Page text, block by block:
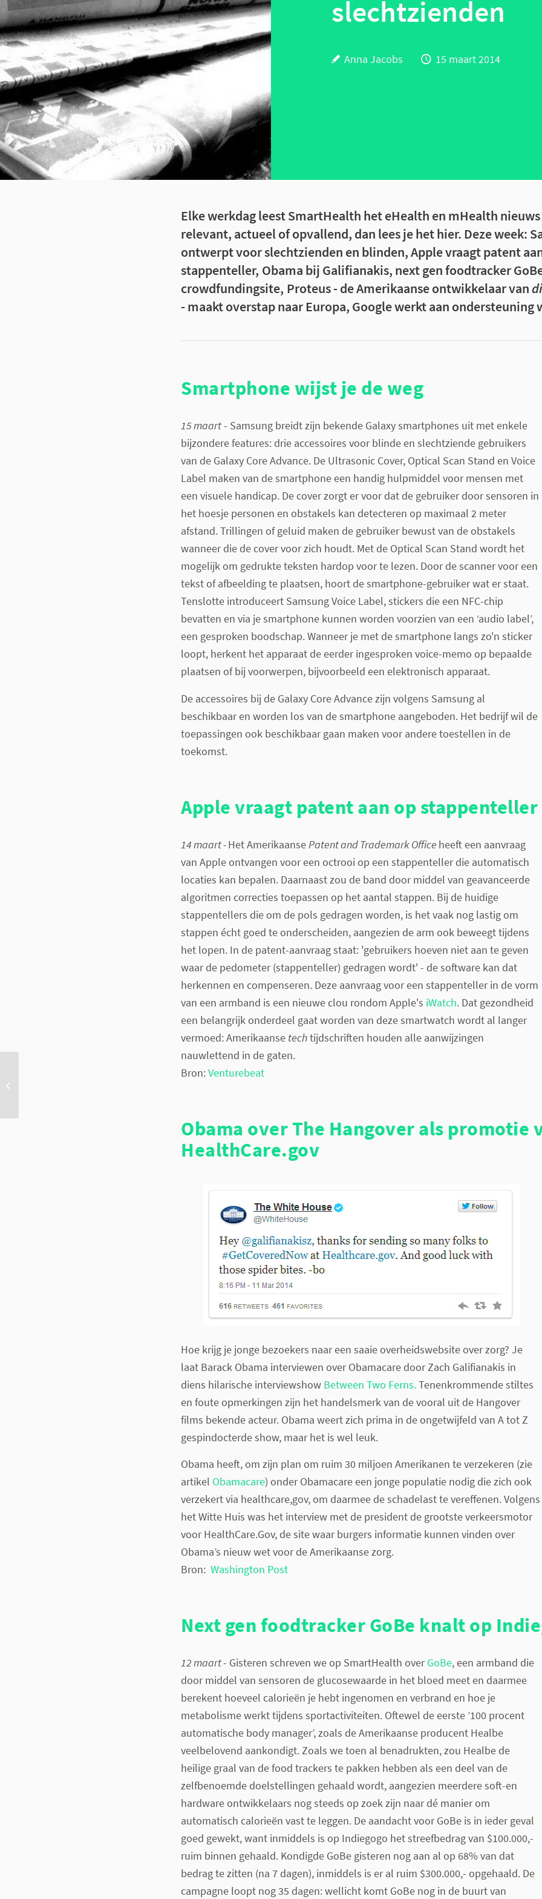
slechtzienden
Anna Jacobs 15 maart 2014
Elke werkdag leest SmartHealth het eHealth en mHealth
relevant, actueel of opvallend, dan lees je het hier. Deze week:
ontwerpt voor slechtzienden en blinden, Apple vraagt patent
stappenteller, Obama bij Galifianakis, next gen foodtracker
crowdfundingsite, Proteus - de Amerikaanse ontwikkelaar van
- maakt overstap naar Europa, Google werkt aan ondersteuning
Smartphone wijst je de weg
15 maart- Samsung breidt zijn bekende Galaxy smartphones uit met enkele
bijzondere features: drie accessoires voor blinde en slechtziende gebruikers
van de Galaxy Core Advance. De Ultrasonic Cover, Optical Scan Stand en Voice
Label maken van de smartphone een handig hulpmiddel voor mensen met
een visuele handicap. De cover zorgt er voor dat de gebruiker door sensoren in
het hoesje personen en obstakels kan detecteren op maximaal 2 meter
afstand. Trillingen of geluid maken de gebruiker bewust van de obstakels
wanneer die de cover voor zich houdt. Met de Optical Scan Stand wordt het
mogelijk om gedrukte teksten hardop voor te lezen. Door de scanner voor een
tekst of afbeelding te plaatsen, hoort de smartphone-gebruiker wat er staat.
Tenslotte introduceert Samsung Voice Label, stickers die een NFC-chip
bevatten en via je smartphone kunnen worden voorzien van een ‘audio label’,
een gesproken boodschap. Wanneer je met de smartphone langs zo'n sticker
loopt, herkent het apparaat de eerder ingesproken voice-memo op bepaalde
plaatsen of bij voorwerpen, bijvoorbeeld een elektronisch apparaat.
De accessoires bij de Galaxy Core Advance zijn volgens Samsung al
beschikbaar en worden los van de smartphone aangeboden. Het bedrijf wil de
toepassingen ook beschikbaar gaan maken voor andere toestellen in de
toekomst.
Apple vraagt patent aan op stappenteller
14 maart -Het Amerikaanse Patent and Trademark Office heeft een aanvraag
van Apple ontvangen voor een octrooi op een stappenteller die automatisch
locaties kan bepalen. Daarnaast zou de band door middel van geavanceerde
algoritmen correcties toepassen op het aantal stappen. Bij de huidige
stappentellers die om de pols gedragen worden, is het vaak nog lastig om
stappen écht goed te onderscheiden, aangezien de arm ook beweegt tijdens
het lopen. In de patent-aanvraag staat: 'gebruikers hoeven niet aan te geven
waar de pedometer (stappenteller) gedragen wordt' - de software kan dat
herkennen en compenseren. Deze aanvraag voor een stappenteller in de vorm
van een armband is een nieuwe clou rondom Apple's iWatch. Dat gezondheid
een belangrijk onderdeel gaat worden van deze smartwatch wordt al langer
vermoed: Amerikaanse techtijdschriften houden alle aanwijzingen
nauwlettend in de gaten.
Bron:Venturebeat
Obama over The Hangover als promotie
HealthCare.gov
Hoe krijg je jonge bezoekers naar een saaie overheidswebsite over zorg? Je
laat Barack Obama interviewen over Obamacare door Zach Galifianakis in
diens hilarische interviewshow Between Two Ferns.Tenenkrommende stiltes
en foute opmerkingen zijn het handelsmerk van de vooral uit de Hangover
films bekende acteur. Obama weert zich prima in de ongetwijfeld van A tot Z
gespindocterde show, maar het is wel leuk.
Obama heeft, om zijn plan om ruim 30 miljoen Amerikanen te verzekeren (zie
artikel Obamacare) onder Obamacare een jonge populatie nodig die zich ook
verzekert via healthcare,gov, om daarmee de schadelast te vereffenen. Volgens
het Witte Huis was het interview met de president de grootste verkeersmotor
voor HealthCare.Gov, de site waar burgers informatie kunnen vinden over
Obama’s nieuw wet voor de Amerikaanse zorg.
Bron: Washington Post
Next gen foodtracker GoBe knalt op
12 maart- Gisteren schreven we op SmartHealth overGoBe, een armband die
door middel van sensoren de glucosewaarde in het bloed meet en daarmee
berekent hoeveel calorieën je hebt ingenomen en verbrand en hoe je
metabolisme werkt tijdens sportactiviteiten. Oftewel de eerste ’100 procent
automatische body manager’, zoals de Amerikaanse producent Healbe
veelbelovend aankondigt. Zoals we toen al benadrukten, zou Healbe de
heilige graal van de food trackers te pakken hebben als een deel van de
zelfbenoemde doelstellingen gehaald wordt, aangezien meerdere soft-en
hardware ontwikkelaars nog steeds op zoek zijn naar dé manier om
automatisch calorieën vast te leggen. De aandacht voor GoBe is in ieder geval
goed gewekt, want inmiddels is op Indiegogo het streefbedrag van $100.000,-
ruim binnen gehaald. Kondigde GoBe gisteren nog aan al op 68% van dat
bedrag te zitten (na 7 dagen), inmiddels is er al ruim $300.000,- opgehaald. De
campagne loopt nog 35 dagen: wellicht komt GoBe nog in de buurt van